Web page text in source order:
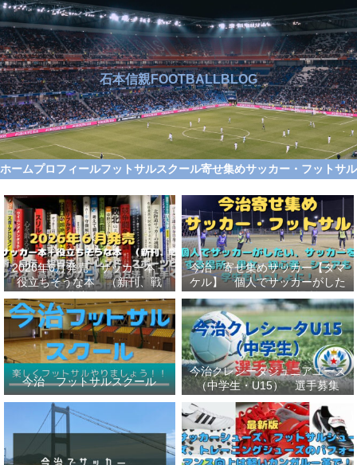
石本信親FOOTBALLBLOG
ホームプロフィールフットサルスクール寄せ集めサッカー・フット
2026年6月発売 サッカー本＋
役立ちそうな本 （新刊、戦
術、自伝、指導法、トレンド、
スポーツビジネス、高校サッカ
ー）勝つ方法、上手くなる方法
を見つけよう！
今治 寄せ集めサッカー【タマ
ケル】 個人でサッカーがした
い、サッカーをする場所、男
女、初心者、シニアも学生もい
っしょに！【タマケル】
今治 フットサルスクール
今治クレシータジュニアユース
（中学生・U15） 選手募集